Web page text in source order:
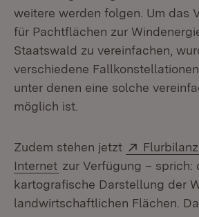
weitere werden folgen. Um das
für Pachtflächen zur
Staatswald zu vereinfachen,
verschiedene
unter denen eine solche
möglich ist.
Zudem stehen jetzt Extern:
Internet (Öffnet in neuem
zur Verfügung – sprich:
kartografische Darstellung der
landwirtschaftlichen Flächen.